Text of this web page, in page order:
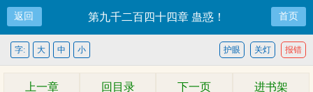
返回 第九千二百四十四章 蛊惑！ 首页
报错
关灯
护眼
字: 大 中 小
上一章 回目录 下一页 进书架